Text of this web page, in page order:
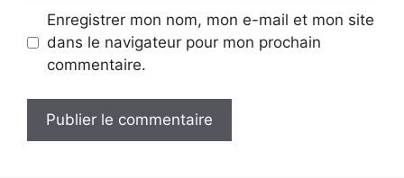
Enregistrer mon nom, mon e-mail et mon site
dans le navigateur pour mon prochain
commentaire.